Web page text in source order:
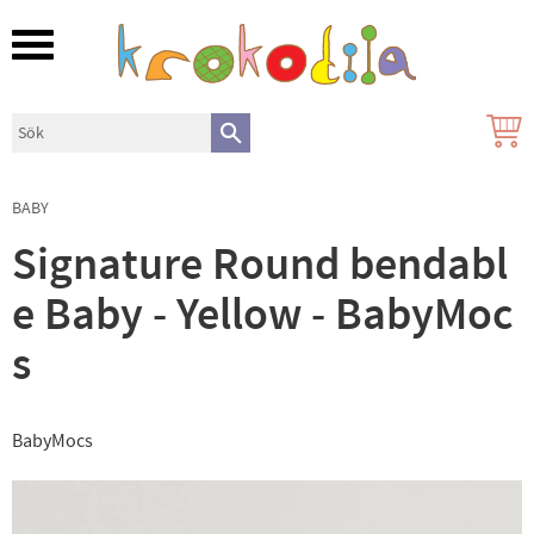
Meny
BABY
Signature Round bendabl
e Baby - Yellow - BabyMoc
s
BabyMocs